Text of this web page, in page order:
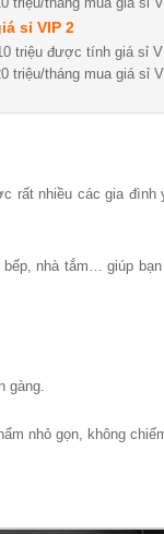
sỉ VIP 2
triệu được tính giá sỉ
triệu/tháng mua giá sỉ
rất nhiều các gia
nhà tắm… giúp
gàng.
nhỏ gọn, không